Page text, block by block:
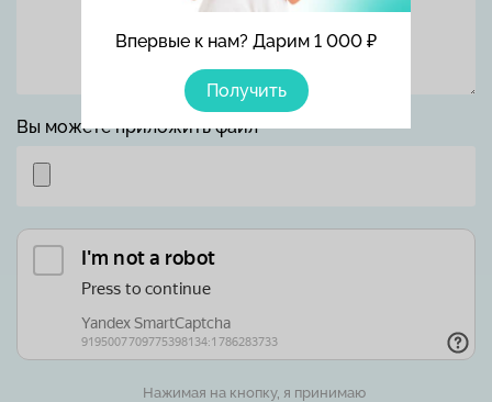
Впервые к нам? Дарим 1 000 ₽
Получить
Вы можете приложить файл
Нажимая на кнопку, я принимаю